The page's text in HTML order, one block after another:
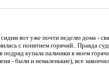
вот уже почти неделю дома -
с понятием горячий.. Правда
купала пальчики в моем
- были и немаленькие), все